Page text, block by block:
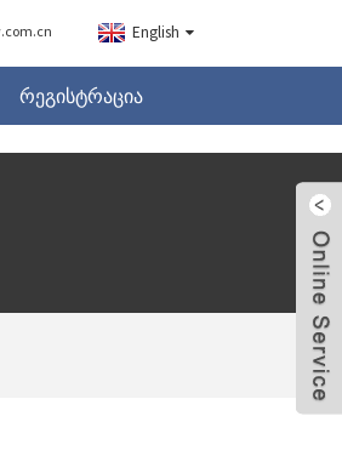
English
ᲠᲔᲒᲘᲡᲢᲠᲐᲪᲘᲐ